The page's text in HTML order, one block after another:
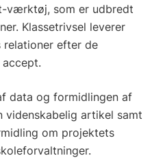
værktøj, som er udbredt
Klassetrivsel leverer
relationer efter de
data og formidlingen af
videnskabelig artikel samt
om projektets